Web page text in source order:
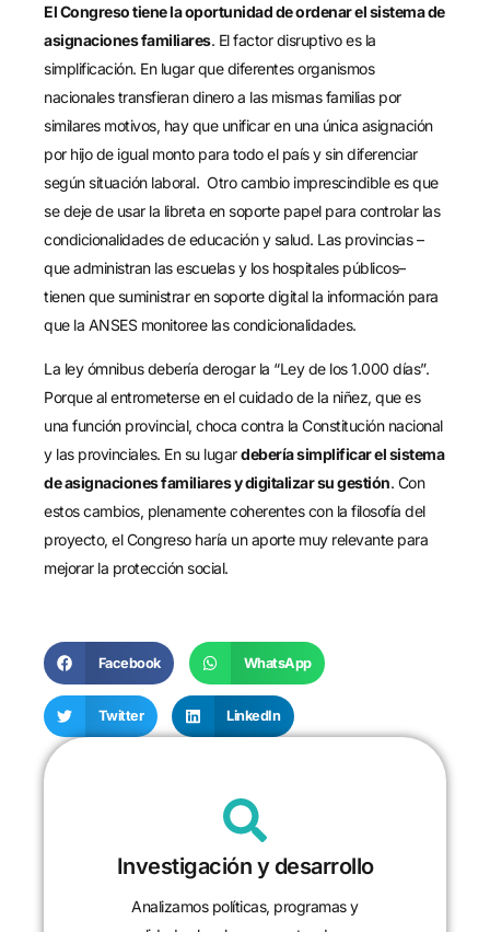
El Congreso tiene la oportunidad de ordenar el sistema de
asignaciones familiares. El factor disruptivo es la
simplificación. En lugar que diferentes organismos
nacionales transfieran dinero a las mismas familias por
similares motivos, hay que unificar en una única asignación
por hijo de igual monto para todo el país y sin diferenciar
según situación laboral. Otro cambio imprescindible es que
se deje de usar la libreta en soporte papel para controlar las
condicionalidades de educación y salud. Las provincias –
que administran las escuelas y los hospitales públicos–
tienen que suministrar en soporte digital la información para
que la ANSES monitoree las condicionalidades.
La ley ómnibus debería derogar la “Ley de los 1.000 días”.
Porque al entrometerse en el cuidado de la niñez, que es
una función provincial, choca contra la Constitución nacional
y las provinciales. En su lugardebería simplificar el sistema
de asignaciones familiares y digitalizar su gestión. Con
estos cambios, plenamente coherentes con la filosofía del
proyecto, el Congreso haría un aporte muy relevante para
mejorar la protección social.
Facebook WhatsApp
Twitter LinkedIn
Investigación y desarrollo
Analizamos políticas, programas y